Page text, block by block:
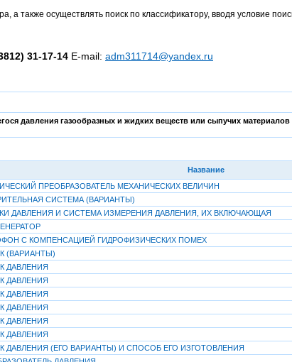
а также осуществлять поиск по классификатору, вводя условие
31-17-14 E-mail: adm311714@yandex.ru
давления газообразных и жидких веществ или сыпучих
Название
ПРЕОБРАЗОВАТЕЛЬ МЕХАНИЧЕСКИХ ВЕЛИЧИН
СИСТЕМА (ВАРИАНТЫ)
ДАВЛЕНИЯ И СИСТЕМА ИЗМЕРЕНИЯ ДАВЛЕНИЯ, ИХ ВКЛЮЧАЮЩАЯ
С КОМПЕНСАЦИЕЙ ГИДРОФИЗИЧЕСКИХ ПОМЕХ
(ВАРИАНТЫ)
ДАВЛЕНИЯ
ДАВЛЕНИЯ
ДАВЛЕНИЯ
ДАВЛЕНИЯ
ДАВЛЕНИЯ
ДАВЛЕНИЯ
ДАВЛЕНИЯ (ЕГО ВАРИАНТЫ) И СПОСОБ ЕГО ИЗГОТОВЛЕНИЯ